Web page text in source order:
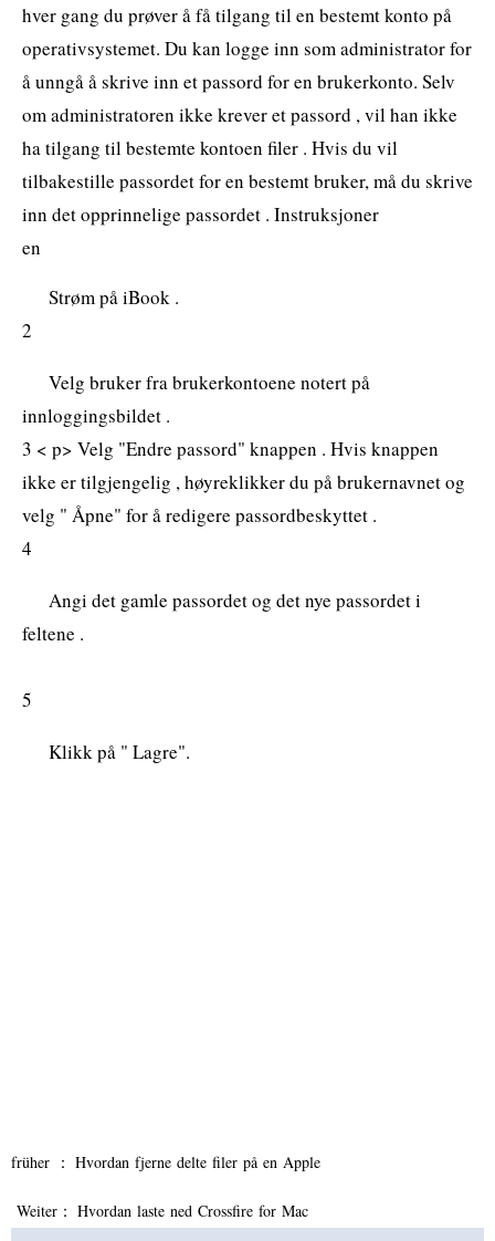
hver gang du prøver å få tilgang til en bestemt konto på
operativsystemet. Du kan logge inn som administrator for
å unngå å skrive inn et passord for en brukerkonto. Selv
om administratoren ikke krever et passord , vil han ikke
ha tilgang til bestemte kontoen filer . Hvis du vil
tilbakestille passordet for en bestemt bruker, må du skrive
inn det opprinnelige passordet . Instruksjoner
en
Strøm på iBook .
2
Velg bruker fra brukerkontoene notert på
innloggingsbildet .
3 < p> Velg "Endre passord" knappen . Hvis knappen
ikke er tilgjengelig , høyreklikker du på brukernavnet og
velg " Åpne" for å redigere passordbeskyttet .
4
Angi det gamle passordet og det nye passordet i
feltene .
5
Klikk på " Lagre".
früher ： Hvordan fjerne delte filer på en Apple
Weiter： Hvordan laste ned Crossfire for Mac